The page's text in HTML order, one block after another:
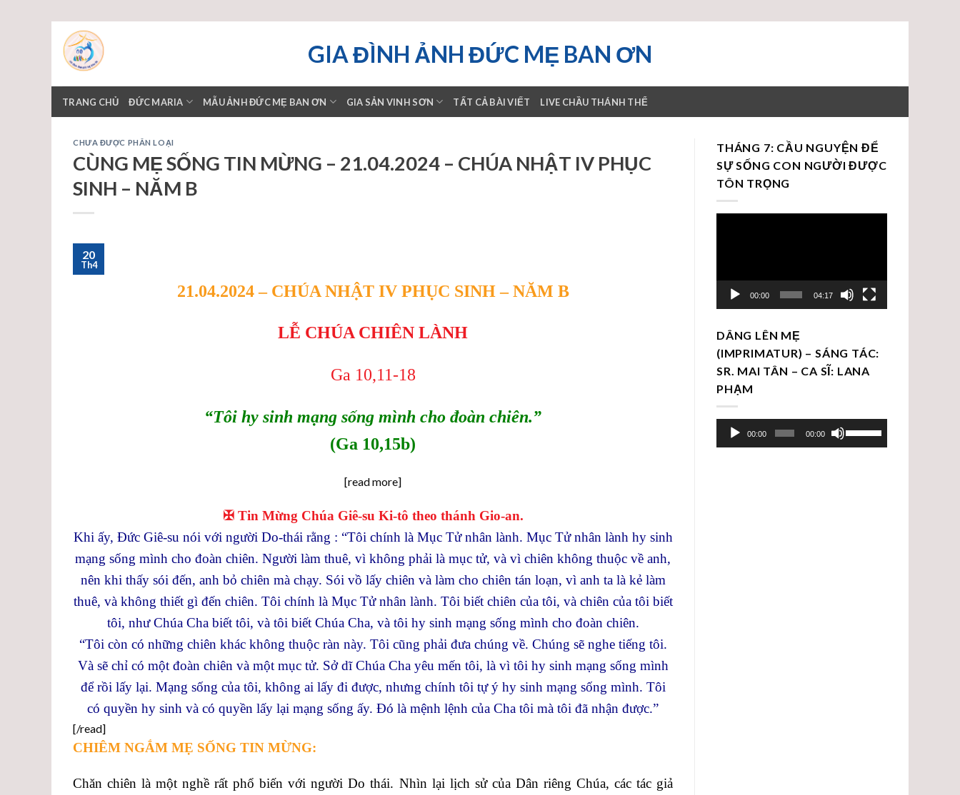
content
GIA ĐÌNH ẢNH ĐỨC MẸ BAN ƠN
TRANG CHỦ ĐỨC MARIA MẪU ẢNH ĐỨC MẸ BAN ƠN GIA SẢN VINH SƠN TẤT CẢ BÀI VIẾT LIVE CHẦU THÁNH THỂ
CHƯA ĐƯỢC PHÂN LOẠI
CÙNG MẸ SỐNG TIN MỪNG – 21.04.2024 – CHÚA NHẬT IV PHỤC
SINH – NĂM B
20
Th4
21.04.2024 – CHÚA NHẬT IV PHỤC SINH – NĂM B
LỄ CHÚA CHIÊN LÀNH
Ga 10,11-18
“Tôi hy sinh mạng sống mình cho đoàn chiên.”
(Ga 10,15b)
[read more]
✠ Tin Mừng Chúa Giê-su Ki-tô theo thánh Gio-an.
Khi ấy, Đức Giê-su nói với người Do-thái rằng : “Tôi chính là Mục Tử nhân lành. Mục Tử nhân lành hy sinh
mạng sống mình cho đoàn chiên. Người làm thuê, vì không phải là mục tử, và vì chiên không thuộc về anh,
nên khi thấy sói đến, anh bỏ chiên mà chạy. Sói vồ lấy chiên và làm cho chiên tán loạn, vì anh ta là kẻ làm
thuê, và không thiết gì đến chiên. Tôi chính là Mục Tử nhân lành. Tôi biết chiên của tôi, và chiên của tôi biết
tôi, như Chúa Cha biết tôi, và tôi biết Chúa Cha, và tôi hy sinh mạng sống mình cho đoàn chiên.
“Tôi còn có những chiên khác không thuộc ràn này. Tôi cũng phải đưa chúng về. Chúng sẽ nghe tiếng tôi.
Và sẽ chỉ có một đoàn chiên và một mục tử. Sở dĩ Chúa Cha yêu mến tôi, là vì tôi hy sinh mạng sống mình
để rồi lấy lại. Mạng sống của tôi, không ai lấy đi được, nhưng chính tôi tự ý hy sinh mạng sống mình. Tôi
có quyền hy sinh và có quyền lấy lại mạng sống ấy. Đó là mệnh lệnh của Cha tôi mà tôi đã nhận được.”
[/read]
CHIÊM NGẮM MẸ SỐNG TIN MỪNG:
Chăn chiên là một nghề rất phổ biến với người Do thái. Nhìn lại lịch sử của Dân riêng Chúa, các tác giả
THÁNG 7: CẦU NGUYỆN ĐỂ
SỰ SỐNG CON NGƯỜI ĐƯỢC
TÔN TRỌNG
00:00 04:17
DÂNG LÊN MẸ
(IMPRIMATUR) – SÁNG TÁC:
SR. MAI TÂN – CA SĨ: LANA
PHẠM
Trình
chơi
00:00 00:00
dụng